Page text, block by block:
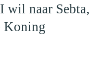
naar Sebta,
Koning